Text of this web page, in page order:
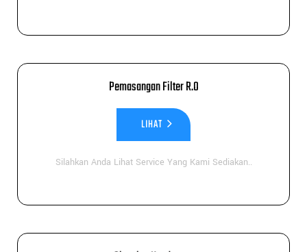
Pemasangan Filter R.O
LIHAT
Silahkan Anda Lihat Service Yang Kami Sediakan..